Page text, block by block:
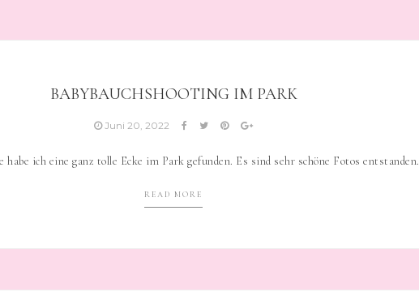
BABYBAUCHSHOOTING IM PARK
Juni 20, 2022
habe ich eine ganz tolle Ecke im Park gefunden. Es sind sehr schöne Fotos entstanden.
READ MORE